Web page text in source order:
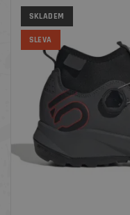
SKLADEM
SLEVA